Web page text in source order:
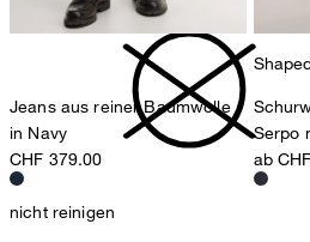
nicht reinigen
Jeans aus reiner Baumwolle
in Navy
CHF 379.00
Serpo
ab